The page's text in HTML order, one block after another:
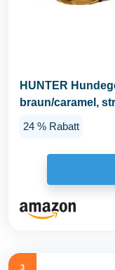
HUNTER
braun/caramel,
24 % Rabatt
3